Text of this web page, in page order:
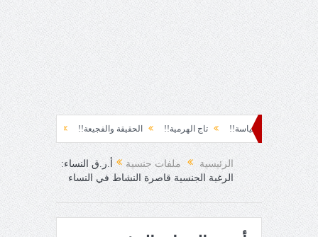
سياسة!! تاج الهرمية!! الحقيقة والفجيعة!! لِقاءُ في المَطَرِ! أين
الرئيسية ملفات جنسية
أ.ر.ق النساء:
الرغبة الجنسية قاصرة النشاط في النساء